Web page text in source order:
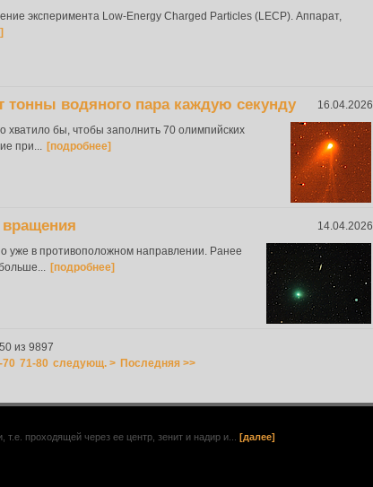
эксперимента Low-Energy Charged Particles (LECP). Аппарат,
16.04.2026
тонны водяного пара каждую секунду
хватило бы, чтобы заполнить 70 олимпийских
при... [подробнее]
14.04.2026
уже в противоположном направлении. Ранее
[подробнее]
из 9897
70 71-80 следующ. > Последняя >>
проходящей через ее центр, зенит и надир и... [далее]